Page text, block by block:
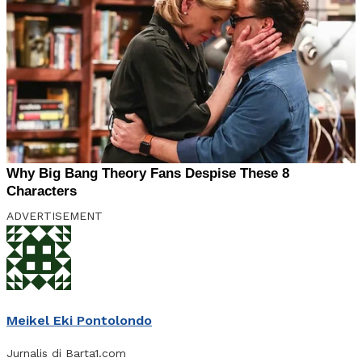
ADVERTISEMENT
Meikel Eki Pontolondo
Jurnalis di Barta1.com